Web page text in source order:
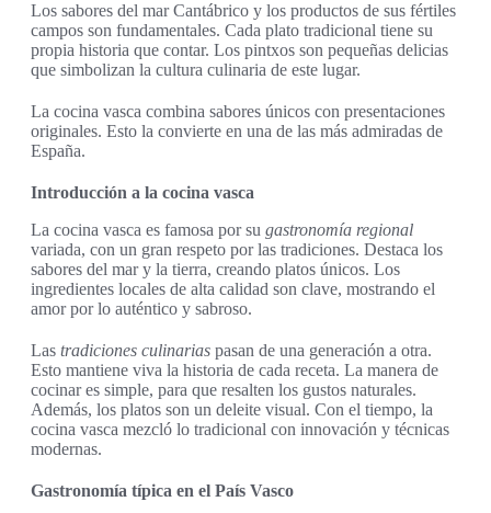
Los sabores del mar Cantábrico y los productos de sus fértiles
campos son fundamentales. Cada plato tradicional tiene su
propia historia que contar. Los pintxos son pequeñas delicias
que simbolizan la cultura culinaria de este lugar.
La cocina vasca combina sabores únicos con presentaciones
originales. Esto la convierte en una de las más admiradas de
España.
Introducción a la cocina vasca
La cocina vasca es famosa por su gastronomía regional
variada, con un gran respeto por las tradiciones. Destaca los
sabores del mar y la tierra, creando platos únicos. Los
ingredientes locales de alta calidad son clave, mostrando el
amor por lo auténtico y sabroso.
Las tradiciones culinarias pasan de una generación a otra.
Esto mantiene viva la historia de cada receta. La manera de
cocinar es simple, para que resalten los gustos naturales.
Además, los platos son un deleite visual. Con el tiempo, la
cocina vasca mezcló lo tradicional con innovación y técnicas
modernas.
Gastronomía típica en el País Vasco